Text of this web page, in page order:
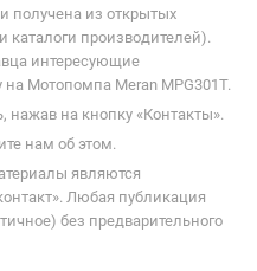
получена из открытых
производителей).
интересующие
Мотопомпа Meran MPG301T.
на кнопку «Контакты».
нам об этом.
являются
Любая публикация
без предварительного